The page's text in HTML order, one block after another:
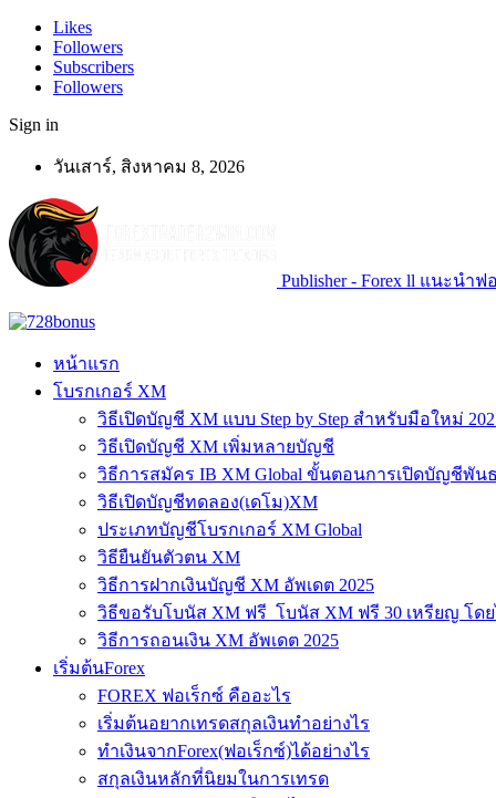
Likes
Followers
Subscribers
Followers
Sign in
วันเสาร์, สิงหาคม 8, 2026
Publisher - Forex ll แนะนำ
หน้าแรก
โบรกเกอร์ XM
วิธีเปิดบัญชี XM แบบ Step by Step สำหรับมือใหม่
วิธีเปิดบัญชี XM เพิ่มหลายบัญชี
วิธีการสมัคร IB XM Global ขั้นตอนการเปิดบัญชีพันธ
วิธีเปิดบัญชีทดลอง(เดโม)XM
ประเภทบัญชีโบรกเกอร์ XM Global
วิธียืนยันตัวตน XM
วิธีการฝากเงินบัญชี XM อัพเดต 2025
วิธีขอรับโบนัส XM ฟรี โบนัส XM ฟรี 30 เหรียญ โดย
วิธีการถอนเงิน XM อัพเดต 2025
เริ่มต้นForex
FOREX ฟอเร็กซ์ คืออะไร
เริ่มต้นอยากเทรดสกุลเงินทำอย่างไร
ทำเงินจากForex(ฟอเร็กซ์)ได้อย่างไร
สกุลเงินหลักที่นิยมในการเทรด